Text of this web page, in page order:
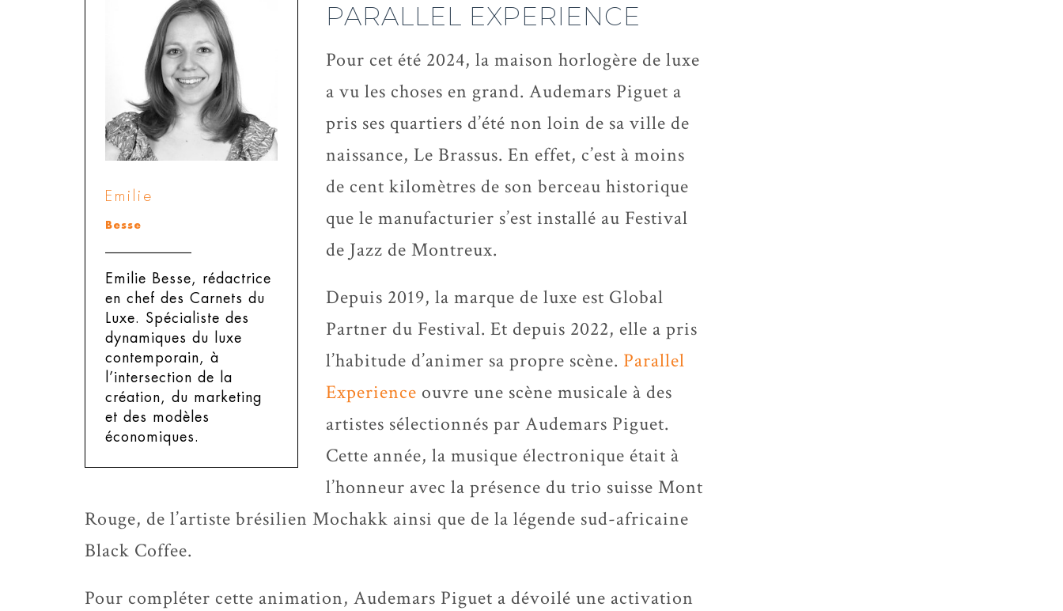
Emilie
Besse
Emilie Besse, rédactrice
en chef des Carnets du
Luxe.
Spécialiste des
dynamiques du luxe
contemporain, à
l’intersection de la
création, du marketing
et des modèles
économiques.
PARALLEL EXPERIENCE
Pour cet été 2024, la maison horlogère de luxe
a vu les choses en grand. Audemars Piguet a
pris ses quartiers d’été non loin de sa ville de
naissance, Le Brassus. En effet, c’est à moins
de cent kilomètres de son berceau historique
que le manufacturier s’est installé au Festival
de Jazz de Montreux.
Depuis 2019, la marque de luxe est Global
Partner du Festival. Et depuis 2022, elle a pris
l’habitude d’animer sa propre scène. Parallel
Experience ouvre une scène musicale à des
artistes sélectionnés par Audemars Piguet.
Cette année, la musique électronique était à
l’honneur avec la présence du trio suisse Mont
Rouge, de l’artiste brésilien Mochakk ainsi que de la légende sud-africaine
Black Coffee.
Pour compléter cette animation, Audemars Piguet a dévoilé une activation